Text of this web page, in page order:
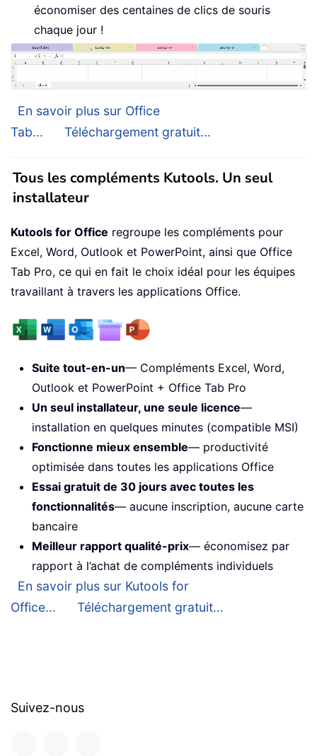
économiser des centaines de clics de souris
chaque jour !
En savoir plus sur Office
Tab...
Téléchargement gratuit...
Tous les compléments Kutools. Un seul
installateur
Kutools for Office regroupe les compléments pour
Excel, Word, Outlook et PowerPoint, ainsi que Office
Tab Pro, ce qui en fait le choix idéal pour les équipes
travaillant à travers les applications Office.
Suite tout-en-un— Compléments Excel, Word,
Outlook et PowerPoint + Office Tab Pro
Un seul installateur, une seule licence—
installation en quelques minutes (compatible MSI)
Fonctionne mieux ensemble— productivité
optimisée dans toutes les applications Office
Essai gratuit de 30 jours avec toutes les
fonctionnalités— aucune inscription, aucune carte
bancaire
Meilleur rapport qualité-prix— économisez par
rapport à l’achat de compléments individuels
En savoir plus sur Kutools for
Office...
Téléchargement gratuit…
Suivez-nous